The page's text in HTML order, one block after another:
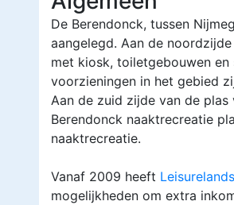
De Berendonck, tussen
aangelegd. Aan de
met kiosk, toiletgebouwen
voorzieningen in het gebied
Aan de zuid zijde van de
Berendonck naaktrecreatie
naaktrecreatie.
Vanaf 2009 heeft Leisurelands
mogelijkheden om extra